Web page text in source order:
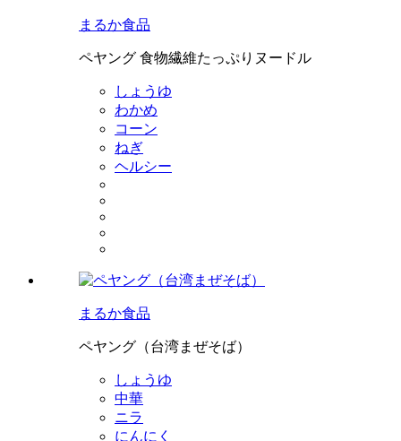
まるか食品
ペヤング 食物繊維たっぷりヌードル
しょうゆ
わかめ
コーン
ねぎ
ヘルシー
まるか食品
ペヤング（台湾まぜそば）
しょうゆ
中華
ニラ
にんにく